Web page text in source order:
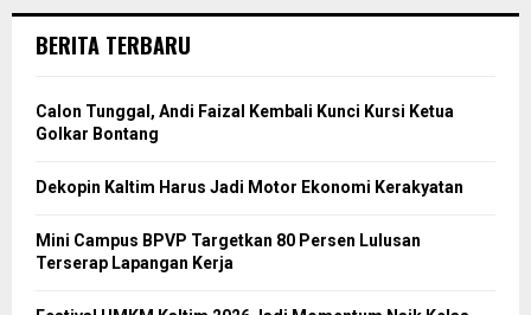
BERITA TERBARU
Calon Tunggal, Andi Faizal Kembali Kunci Kursi Ketua
Golkar Bontang
Dekopin Kaltim Harus Jadi Motor Ekonomi Kerakyatan
Mini Campus BPVP Targetkan 80 Persen Lulusan
Terserap Lapangan Kerja